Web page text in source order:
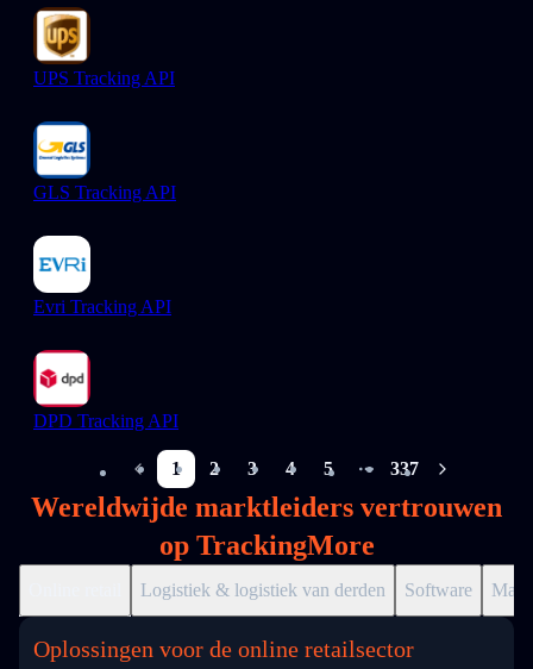
UPS Tracking API
GLS Tracking API
Evri Tracking API
DPD Tracking API
1 2 3 4 5
More pages
337
Wereldwijde marktleiders vertrouwen
op TrackingMore
Logistiek & logistiek van derden Software
Oplossingen voor de online retailsector